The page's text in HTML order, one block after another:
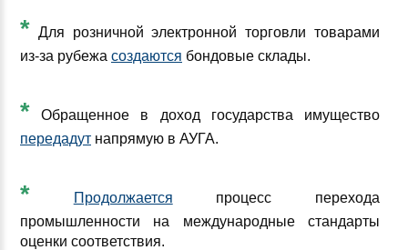
* Для розничной электронной торговли товарами
из-за рубежа создаются бондовые склады.
*
Обращенное в доход государства имущество
передадут напрямую в АУГА.
* Продолжается процесс перехода
промышленности на международные стандарты
оценки соответствия.